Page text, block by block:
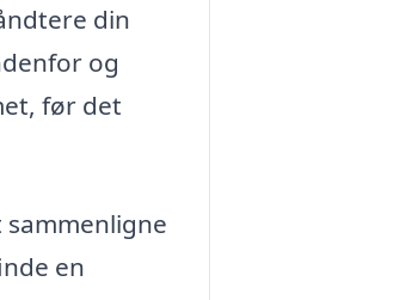
din
og
før det
en